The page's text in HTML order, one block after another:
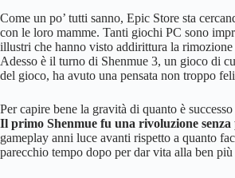
Come un po’ tutti sanno, Epic Store sta
con le loro mamme. Tanti giochi PC sono
illustri che hanno visto addirittura la rimozione
Adesso è il turno di Shenmue 3, un gioco di
del gioco, ha avuto una pensata non troppo
Per capire bene la gravità di quanto è
Il primo Shenmue fu una rivoluzione
gameplay anni luce avanti rispetto a quanto
parecchio tempo dopo per dar vita alla ben